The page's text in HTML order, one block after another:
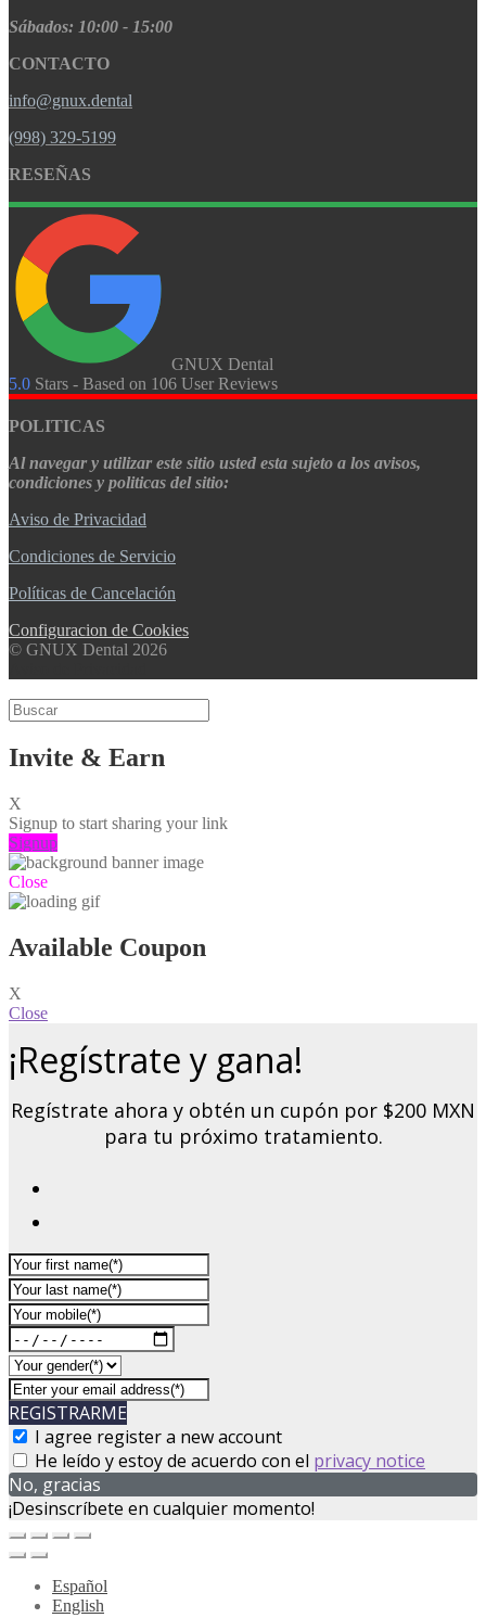
Sábados: 10:00 - 15:00
CONTACTO
info@gnux.dental
(998) 329-5199
RESEÑAS
GNUX Dental
5.0 Stars - Based on 106 User Reviews
POLITICAS
Al navegar y utilizar este sitio usted esta sujeto a los avisos,
condiciones y politicas del sitio:
Aviso de Privacidad
Condiciones de Servicio
Políticas de Cancelación
Configuracion de Cookies
© GNUX Dental 2026
Invite & Earn
X
Signup to start sharing your link
Signup
Close
Available Coupon
X
Close
¡Regístrate y gana!
Regístrate ahora y obtén un cupón por $200 MXN
para tu próximo tratamiento.
REGISTRARME
I agree register a new account
He leído y estoy de acuerdo con el privacy notice
No, gracias
¡Desinscríbete en cualquier momento!
Español
English